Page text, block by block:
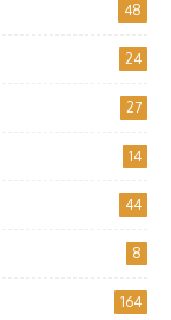
48
24
27
14
44
8
164